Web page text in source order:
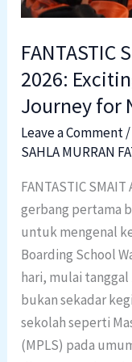
FANTASTIC
2026:
Journey for
Leave a Comment/
SAHLA MURRAN
FANTASTIC
gerbang pertama
untuk mengenal
Boarding School
hari, mulai tanggal
bukan sekadar
sekolah seperti
(MPLS) pada
&
First
Journey
for
Students